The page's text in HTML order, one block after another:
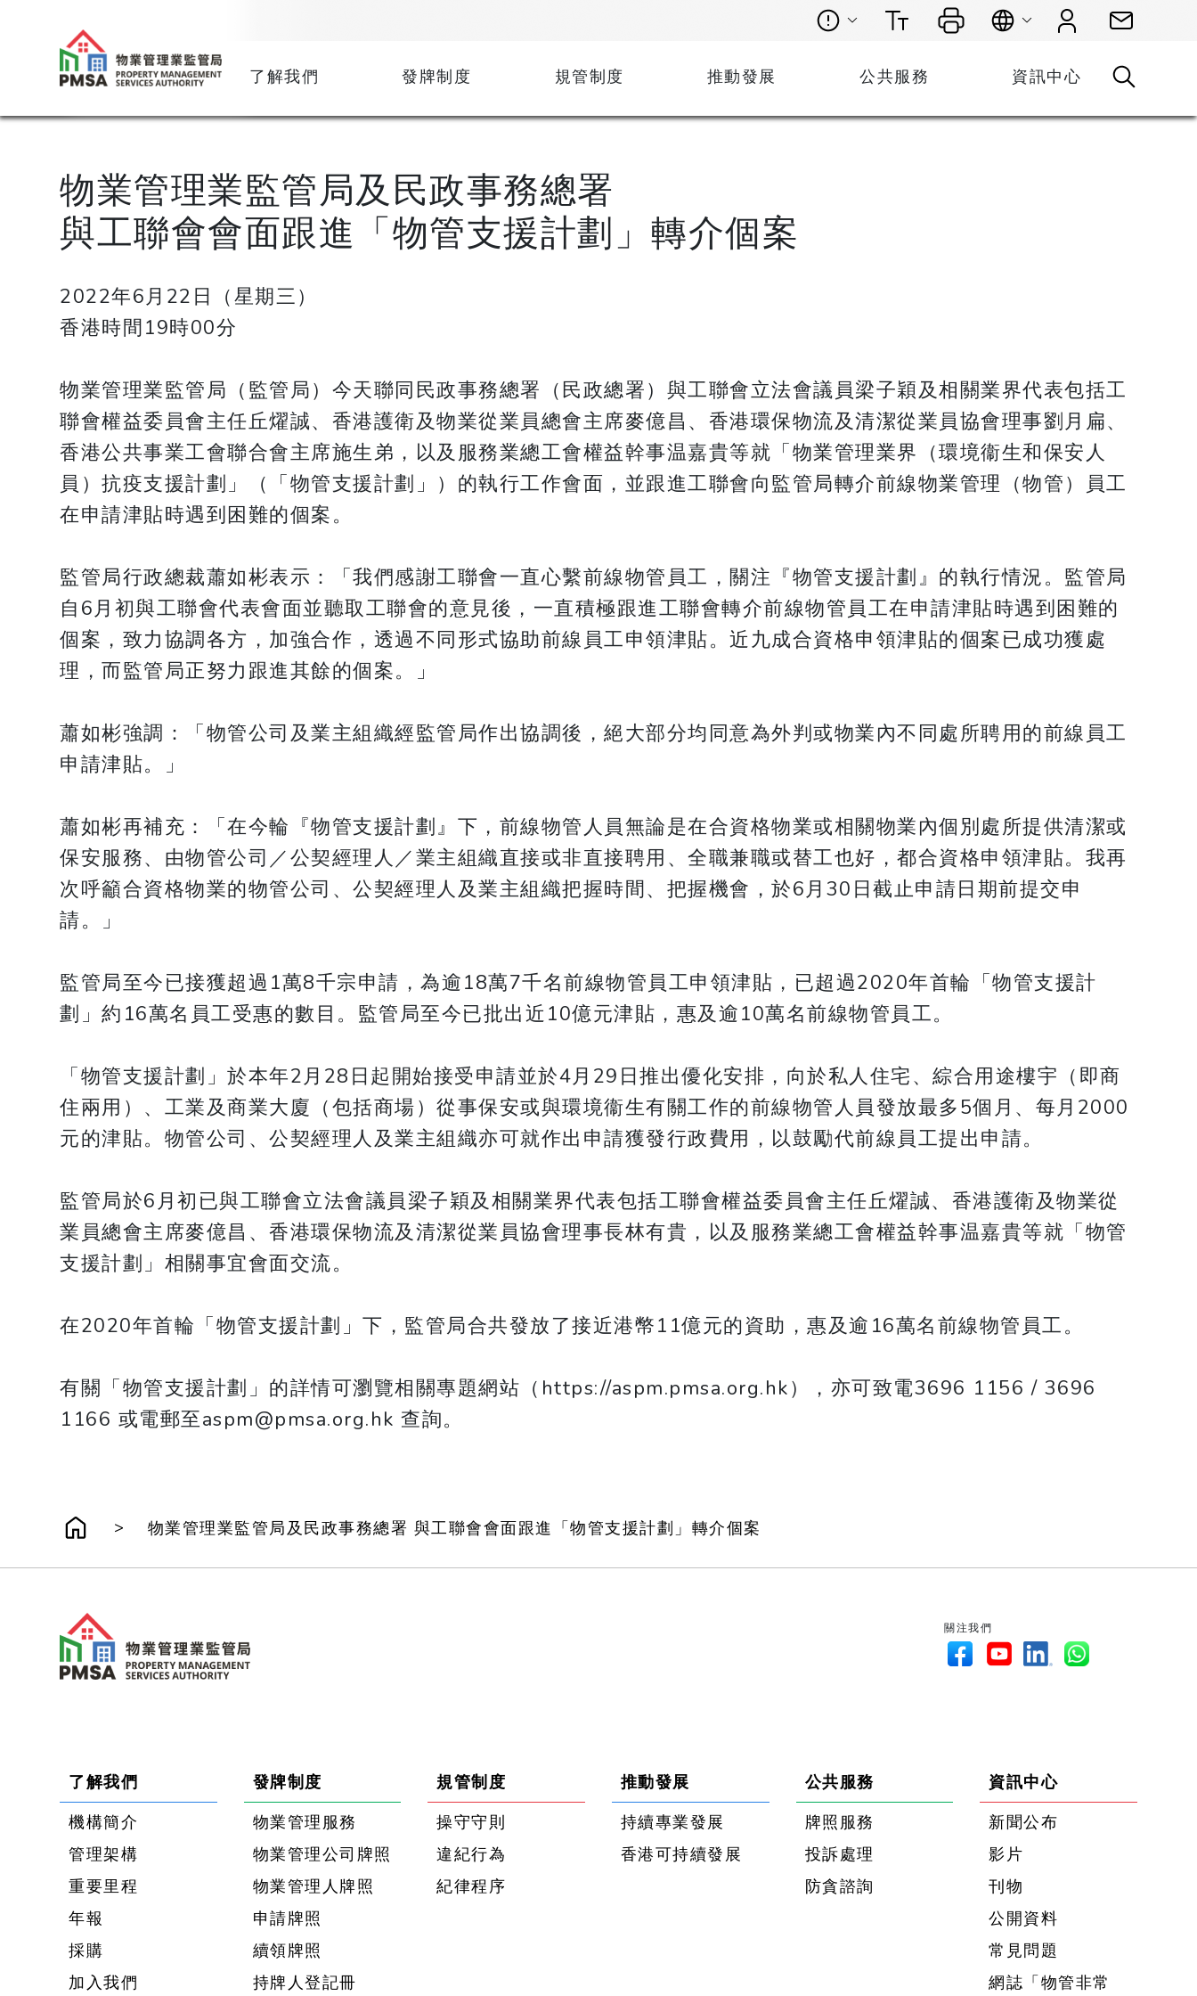
了解我們 發牌制度 規管制度 推動發展 公共服務 資訊中心
物業管理業監管局及民政事務總署
與工聯會會面跟進「物管支援計劃」轉介個案
2022年6月22日（星期三）
香港時間19時00分
物業管理業監管局（監管局）今天聯同民政事務總署（民政總署）與工聯會立法會議員梁子穎及相關業界代表包括工
聯會權益委員會主任丘燿誠、香港護衛及物業從業員總會主席麥億昌、香港環保物流及清潔從業員協會理事劉月扁、
香港公共事業工會聯合會主席施生弟，以及服務業總工會權益幹事温嘉貴等就「物業管理業界（環境衞生和保安人
員）抗疫支援計劃」（「物管支援計劃」）的執行工作會面，並跟進工聯會向監管局轉介前線物業管理（物管）員工
在申請津貼時遇到困難的個案。
監管局行政總裁蕭如彬表示：「我們感謝工聯會一直心繫前線物管員工，關注『物管支援計劃』的執行情況。監管局
自6月初與工聯會代表會面並聽取工聯會的意見後，一直積極跟進工聯會轉介前線物管員工在申請津貼時遇到困難的
個案，致力協調各方，加強合作，透過不同形式協助前線員工申領津貼。近九成合資格申領津貼的個案已成功獲處
理，而監管局正努力跟進其餘的個案。」
蕭如彬強調：「物管公司及業主組織經監管局作出協調後，絕大部分均同意為外判或物業內不同處所聘用的前線員工
申請津貼。」
蕭如彬再補充：「在今輪『物管支援計劃』下，前線物管人員無論是在合資格物業或相關物業內個別處所提供清潔或
保安服務、由物管公司／公契經理人／業主組織直接或非直接聘用、全職兼職或替工也好，都合資格申領津貼。我再
次呼籲合資格物業的物管公司、公契經理人及業主組織把握時間、把握機會，於6月30日截止申請日期前提交申
請。」
監管局至今已接獲超過1萬8千宗申請，為逾18萬7千名前線物管員工申領津貼，已超過2020年首輪「物管支援計
劃」約16萬名員工受惠的數目。監管局至今已批出近10億元津貼，惠及逾10萬名前線物管員工。
「物管支援計劃」於本年2月28日起開始接受申請並於4月29日推出優化安排，向於私人住宅、綜合用途樓宇（即商
住兩用）、工業及商業大廈（包括商場）從事保安或與環境衞生有關工作的前線物管人員發放最多5個月、每月2000
元的津貼。物管公司、公契經理人及業主組織亦可就作出申請獲發行政費用，以鼓勵代前線員工提出申請。
監管局於6月初已與工聯會立法會議員梁子穎及相關業界代表包括工聯會權益委員會主任丘燿誠、香港護衛及物業從
業員總會主席麥億昌、香港環保物流及清潔從業員協會理事長林有貴，以及服務業總工會權益幹事温嘉貴等就「物管
支援計劃」相關事宜會面交流。
在2020年首輪「物管支援計劃」下，監管局合共發放了接近港幣11億元的資助，惠及逾16萬名前線物管員工。
有關「物管支援計劃」的詳情可瀏覽相關專題網站（https://aspm.pmsa.org.hk），亦可致電3696 1156 / 3696
1166 或電郵至aspm@pmsa.org.hk 查詢。
> 物業管理業監管局及民政事務總署 與工聯會會面跟進「物管支援計劃」轉介個案
關注我們
了解我們
機構簡介
管理架構
重要里程
年報
採購
加入我們
發牌制度
物業管理服務
物業管理公司牌照
物業管理人牌照
申請牌照
續領牌照
持牌人登記冊
規管制度
操守守則
違紀行為
紀律程序
推動發展
持續專業發展
香港可持續發展
公共服務
牌照服務
投訴處理
防貪諮詢
資訊中心
新聞公布
影片
刊物
公開資料
常見問題
網誌「物管非常